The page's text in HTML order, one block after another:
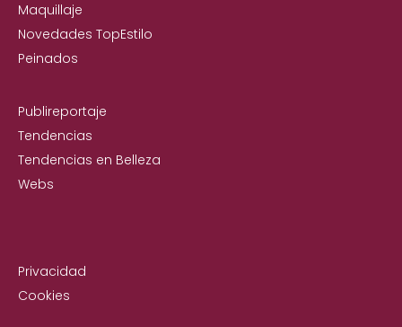
Maquillaje
Novedades TopEstilo
Peinados
Publireportaje
Tendencias
Tendencias en Belleza
Webs
Privacidad
Cookies